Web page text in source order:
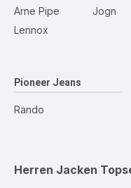
Arne Pipe
Lennox
Jogn
Pioneer Jeans
Rando
Herren Jacken